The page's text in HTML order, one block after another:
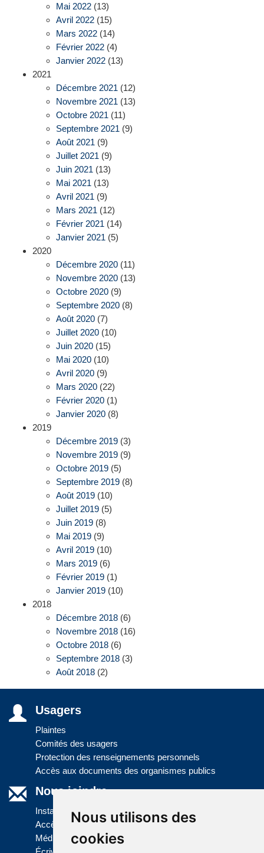
Nous utilisons des
cookies
Mai 2022 (13)
Avril 2022 (15)
Mars 2022 (14)
Février 2022 (4)
Janvier 2022 (13)
2021
Décembre 2021 (12)
Novembre 2021 (13)
Octobre 2021 (11)
Septembre 2021 (9)
Août 2021 (9)
Juillet 2021 (9)
Juin 2021 (13)
Mai 2021 (13)
Avril 2021 (9)
Mars 2021 (12)
Février 2021 (14)
Janvier 2021 (5)
2020
Décembre 2020 (11)
Novembre 2020 (13)
Octobre 2020 (9)
Septembre 2020 (8)
Août 2020 (7)
Juillet 2020 (10)
Juin 2020 (15)
Mai 2020 (10)
Avril 2020 (9)
Mars 2020 (22)
Février 2020 (1)
Janvier 2020 (8)
2019
Décembre 2019 (3)
Novembre 2019 (9)
Octobre 2019 (5)
Septembre 2019 (8)
Août 2019 (10)
Juillet 2019 (5)
Juin 2019 (8)
Mai 2019 (9)
Avril 2019 (10)
Mars 2019 (6)
Février 2019 (1)
Janvier 2019 (10)
2018
Décembre 2018 (6)
Novembre 2018 (16)
Octobre 2018 (6)
Septembre 2018 (3)
Août 2018 (2)
Usagers
Plaintes
Comités des usagers
Protection des renseignements personnels
Accès aux documents des organismes publics
Nous joindre
Installations
Accès à l'information
Médias